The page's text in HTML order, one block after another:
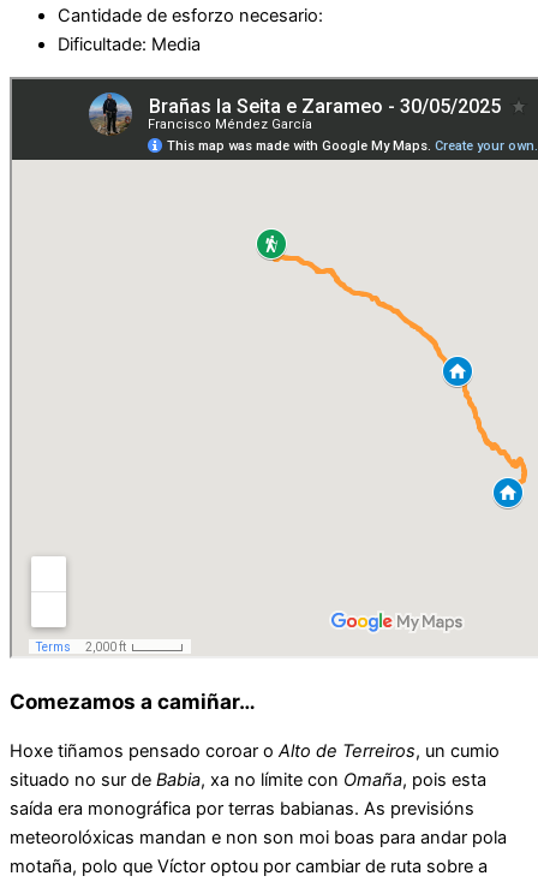
Cantidade de esforzo necesario:
Dificultade: Media
Comezamos a camiñar…
Hoxe tiñamos pensado coroar o Alto de Terreiros, un cumio
situado no sur de Babia, xa no límite con Omaña, pois esta
saída era monográfica por terras babianas. As previsións
meteorolóxicas mandan e non son moi boas para andar pola
motaña, polo que Víctor optou por cambiar de ruta sobre a